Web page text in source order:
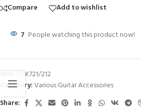
Compare Add to wishlist
7 People watching this product now!
17EK721/212
Category:Various Guitar Accessories
Share: